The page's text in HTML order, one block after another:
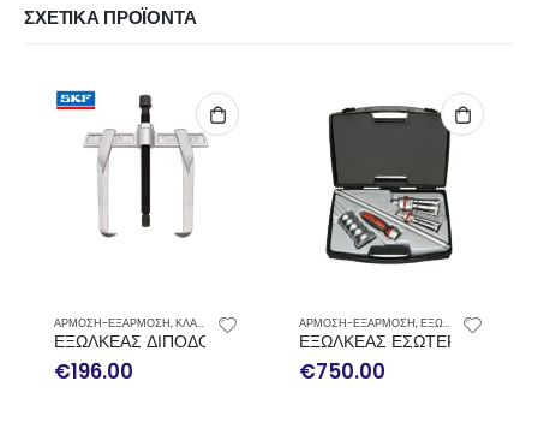
ΣΧΕΤΙΚΆ ΠΡΟΪΌΝΤΑ
ΑΡΜΟΣΗ-ΕΞΑΡΜΟΣΗ,ΚΛΑΣΙΚΟΙ ΕΞΩΛΚΕΙΣ ΡΟΥΛΕΜΑΝ
ΕΞΩΛΚΕΑΣ ΔΙΠΟΔΟΣ ΑΝΑΣΤΡΕΨΙΜΟΣ TMMR 160F SKF
€196.00
ΑΡΜΟΣΗ-ΕΞΑΡΜΟΣΗ,ΕΞΩΛΚΕΙΣ ΕΣΩΤΕΡΙΚΗΣ ΕΞΟΛΚΕΥΣΗΣ
ΕΞΩΛΚΕΑΣ ΕΣΩΤΕΡΙΚΗΣ
€750.00